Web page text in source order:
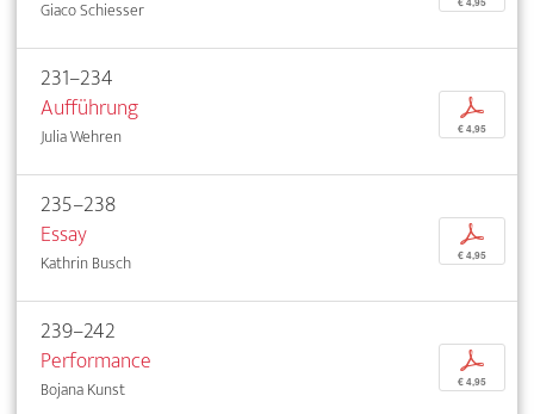
Giaco Schiesser
231–234
Aufführung
Julia Wehren
p
€ 4,95
235–238
Essay
Kathrin Busch
p
€ 4,95
239–242
Performance
Bojana Kunst
p
€ 4,95